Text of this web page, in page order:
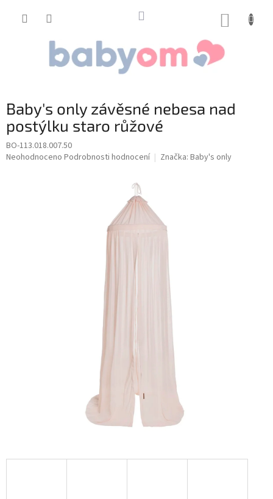
Baby's only závěsné nebesa nad
postýlku staro růžové
BO-113.018.007.50
Průměrné
Neohodnoceno Podrobnosti hodnocení Značka: Baby's only